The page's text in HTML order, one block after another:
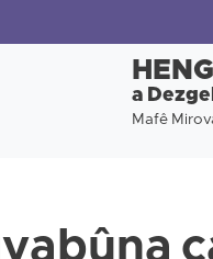
a
Mafê